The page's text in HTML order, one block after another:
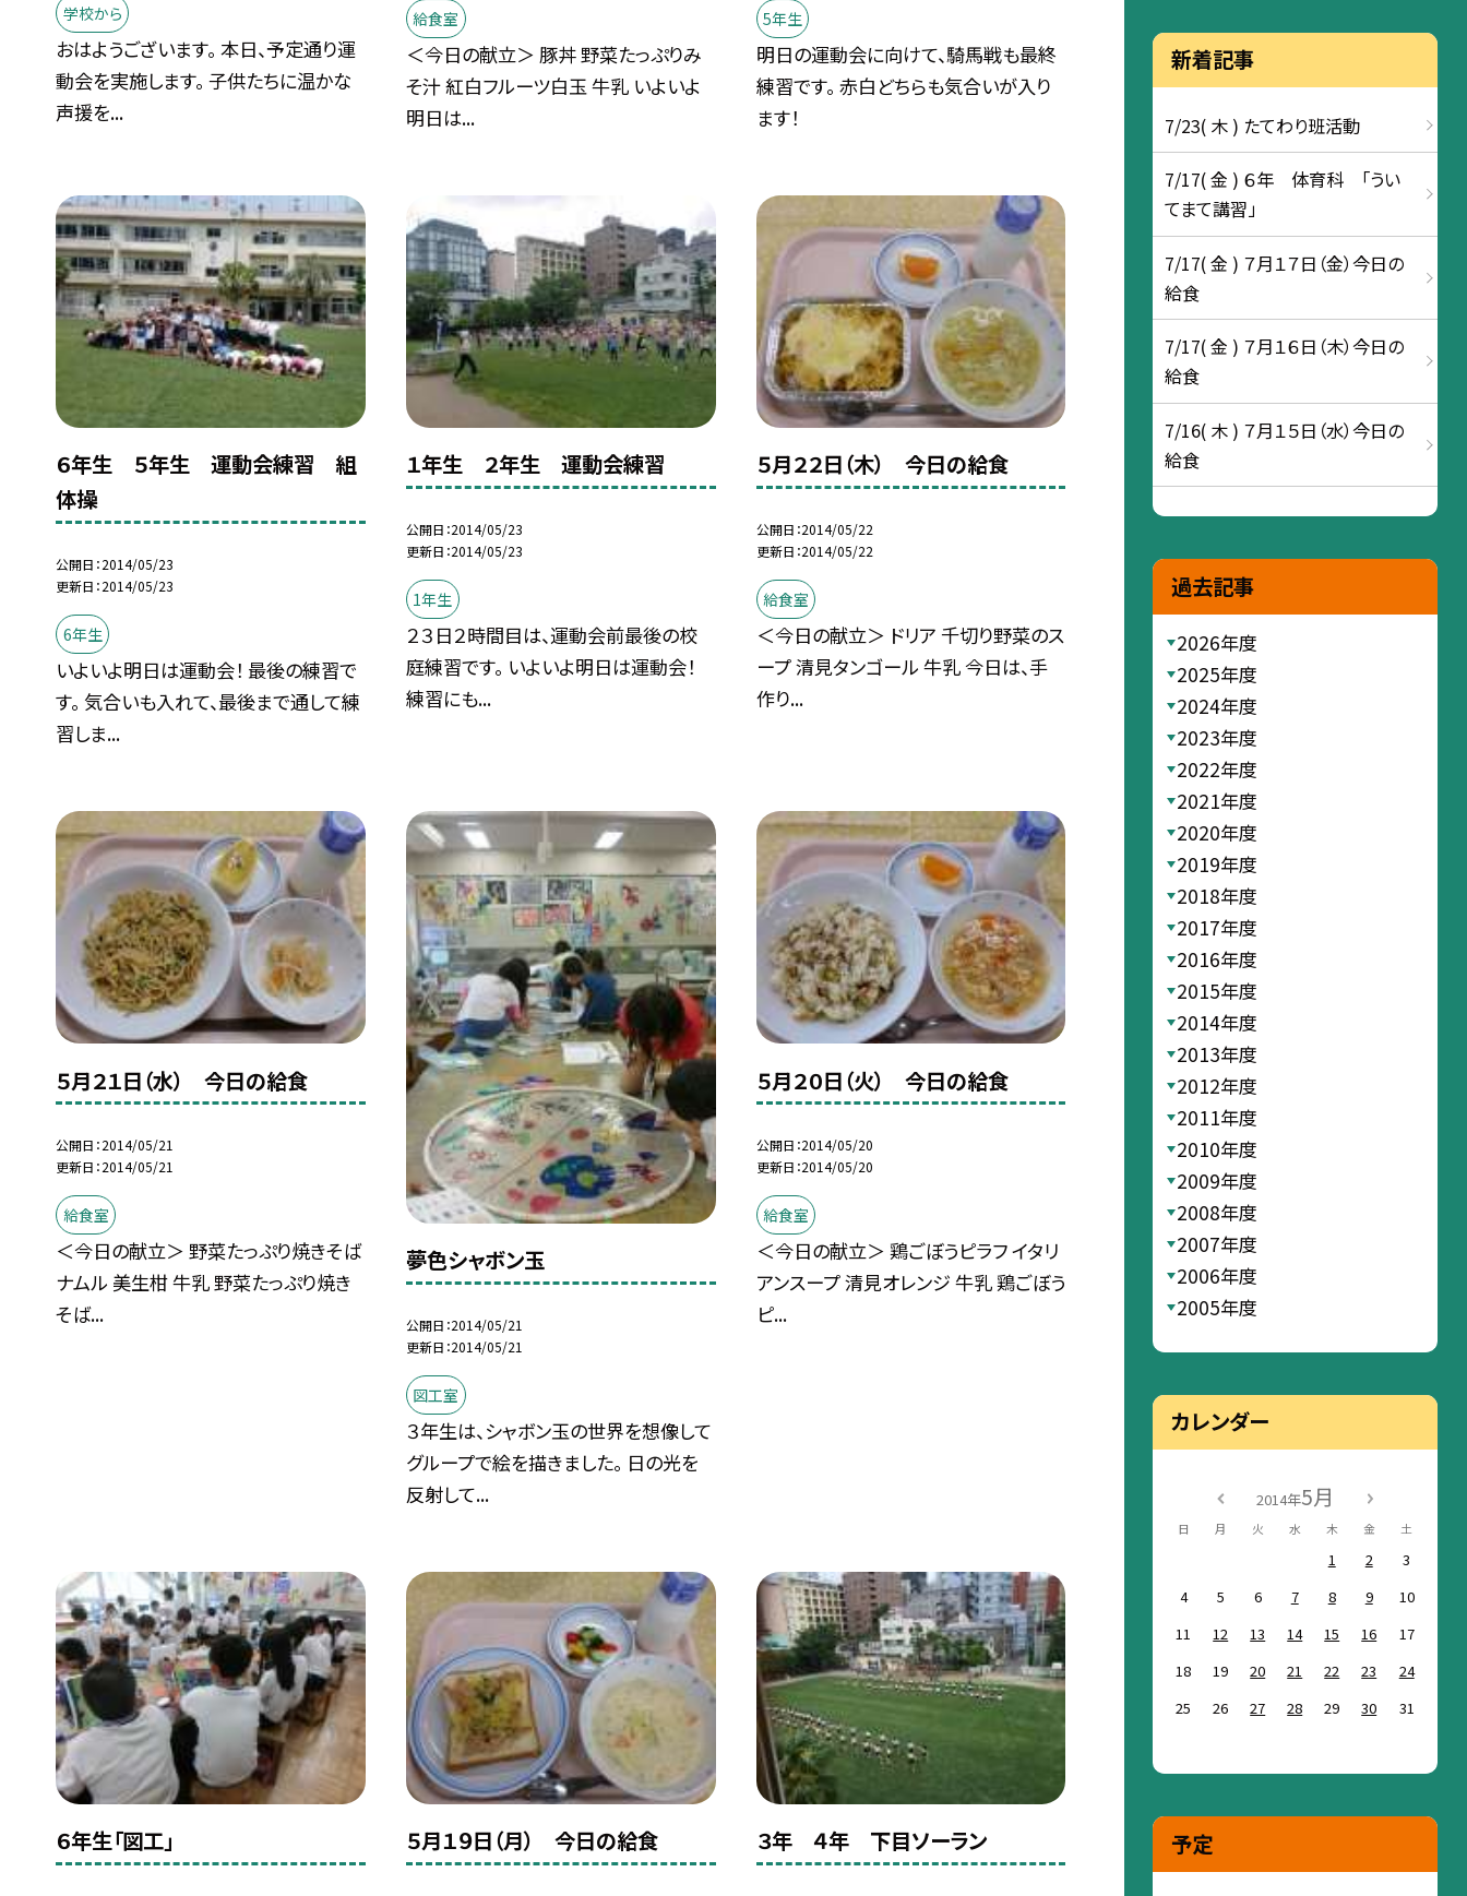
学校から
おはようございます。 本日、予定通り運
動会を実施します。 子供たちに温かな
声援を...
給食室
＜今日の献立＞ 豚丼 野菜たっぷりみ
そ汁 紅白フルーツ白玉 牛乳 いよいよ
明日は...
5年生
明日の運動会に向けて、騎馬戦も最終
練習です。 赤白どちらも気合いが入り
ます！
６年生 ５年生 運動会練習 組
体操
公開日 2014/05/23
更新日 2014/05/23
6年生
いよいよ明日は運動会！ 最後の練習で
す。 気合いも入れて、最後まで通して練
習しま...
１年生 ２年生 運動会練習
公開日 2014/05/23
更新日 2014/05/23
1年生
２３日２時間目は、運動会前最後の校
庭練習です。 いよいよ明日は運動会！
練習にも...
５月２２日（木） 今日の給食
公開日 2014/05/22
更新日 2014/05/22
給食室
＜今日の献立＞ ドリア 千切り野菜のス
ープ 清見タンゴール 牛乳 今日は、手
作り...
５月２１日（水） 今日の給食
公開日 2014/05/21
更新日 2014/05/21
給食室
＜今日の献立＞ 野菜たっぷり焼きそば
ナムル 美生柑 牛乳 野菜たっぷり焼き
そば...
夢色シャボン玉
公開日 2014/05/21
更新日 2014/05/21
図工室
３年生は、シャボン玉の世界を想像して
グループで絵を描きました。 日の光を
反射して...
５月２０日（火） 今日の給食
公開日 2014/05/20
更新日 2014/05/20
給食室
＜今日の献立＞ 鶏ごぼうピラフ イタリ
アンスープ 清見オレンジ 牛乳 鶏ごぼう
ピ...
６年生「図工」 ５月１９日（月） 今日の給食 ３年 ４年 下目ソーラン
新着記事
7/23( 木 ) たてわり班活動
7/17( 金 ) ６年 体育科 「うい
てまて講習」
7/17( 金 ) ７月１７日（金）今日の
給食
7/17( 金 ) ７月１６日（木）今日の
給食
7/16( 木 ) ７月１５日（水）今日の
給食
過去記事
2026年度
2025年度
2024年度
2023年度
2022年度
2021年度
2020年度
2019年度
2018年度
2017年度
2016年度
2015年度
2014年度
2013年度
2012年度
2011年度
2010年度
2009年度
2008年度
2007年度
2006年度
2005年度
カレンダー
2014年5月
日 月 火 水 木 金 土
1 2
3
4
5 6 7 8 9
10
11
12 13 14 15 16
17
18
19 20 21 22 23
24
25
26 27 28 29 30 31
予定